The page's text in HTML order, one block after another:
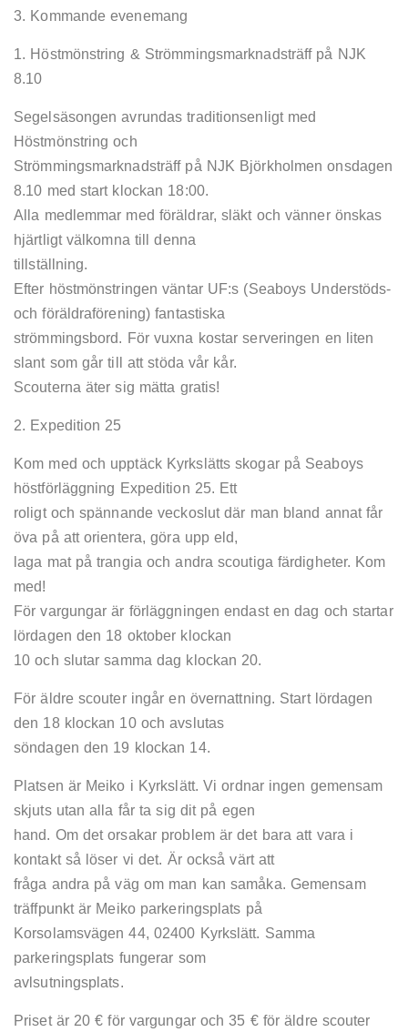
3. Kommande evenemang
1. Höstmönstring & Strömmingsmarknadsträff på NJK
8.10
Segelsäsongen avrundas traditionsenligt med
Höstmönstring och
Strömmingsmarknadsträff på NJK Björkholmen onsdagen
8.10 med start klockan 18:00.
Alla medlemmar med föräldrar, släkt och vänner önskas
hjärtligt välkomna till denna
tillställning.
Efter höstmönstringen väntar UF:s (Seaboys Understöds-
och föräldraförening) fantastiska
strömmingsbord. För vuxna kostar serveringen en liten
slant som går till att stöda vår kår.
Scouterna äter sig mätta gratis!
2. Expedition 25
Kom med och upptäck Kyrkslätts skogar på Seaboys
höstförläggning Expedition 25. Ett
roligt och spännande veckoslut där man bland annat får
öva på att orientera, göra upp eld,
laga mat på trangia och andra scoutiga färdigheter. Kom
med!
För vargungar är förläggningen endast en dag och startar
lördagen den 18 oktober klockan
10 och slutar samma dag klockan 20.
För äldre scouter ingår en övernattning. Start lördagen
den 18 klockan 10 och avslutas
söndagen den 19 klockan 14.
Platsen är Meiko i Kyrkslätt. Vi ordnar ingen gemensam
skjuts utan alla får ta sig dit på egen
hand. Om det orsakar problem är det bara att vara i
kontakt så löser vi det. Är också värt att
fråga andra på väg om man kan samåka. Gemensam
träffpunkt är Meiko parkeringsplats på
Korsolamsvägen 44, 02400 Kyrkslätt. Samma
parkeringsplats fungerar som
avlsutningsplats.
Priset är 20 € för vargungar och 35 € för äldre scouter